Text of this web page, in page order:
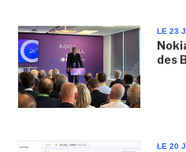
LE 23
des
LE 20